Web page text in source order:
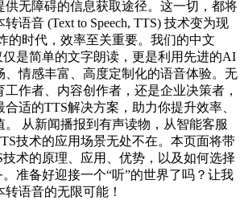
供无障碍的信息获取途径。这一切，都将
语音 (Text to Speech, TTS) 技术变为现
的时代，效率至关重要。我们的中文
是简单的文字朗读，更是利用先进的AI
、情感丰富、高度定制化的语音体验。无
作者、内容创作者，还是企业决策者，
适的TTS解决方案，助力你提升效率、
。 从新闻播报到有声读物，从智能客服
技术的应用场景无处不在。本页面将带
术的原理、应用、优势，以及如何选择
准备好迎接一个“听”的世界了吗？让我
语音的无限可能！